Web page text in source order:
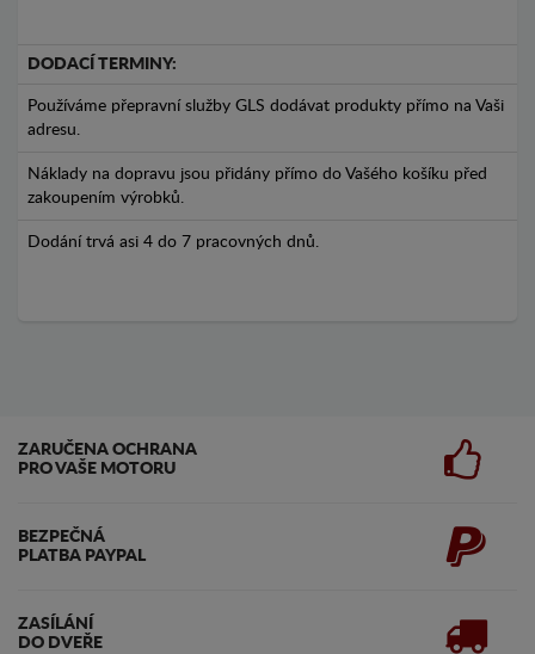
DODACÍ TERMINY:
Používáme přepravní služby GLS dodávat produkty přímo na Vaši
adresu.
Náklady na dopravu jsou přidány přímo do Vašého košíku před
zakoupením výrobků.
Dodání trvá asi 4 do 7 pracovných dnů.
ZARUČENA OCHRANA
PRO VAŠE MOTORU
BEZPEČNÁ
PLATBA PAYPAL
ZASÍLÁNÍ
DO DVEŘE